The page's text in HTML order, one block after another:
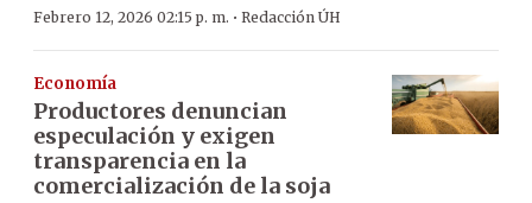
Febrero 12, 2026 02:15 p. m. · Redacción ÚH
Economía
Productores denuncian
especulación y exigen
transparencia en la
comercialización de la soja